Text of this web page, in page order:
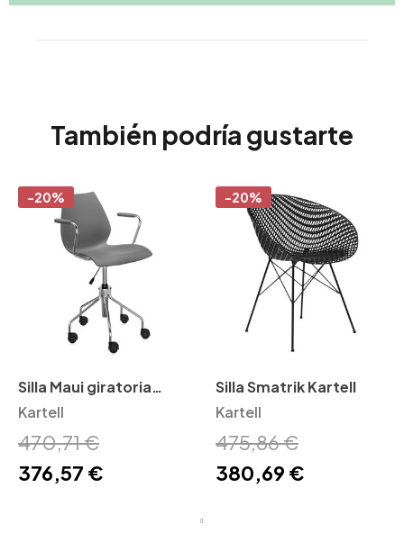
También podría gustarte
-20%
Silla Maui giratoria
Kartell
Kartell
470,71 €
376,57 €
-20%
Silla Smatrik Kartell
Kartell
475,86 €
380,69 €